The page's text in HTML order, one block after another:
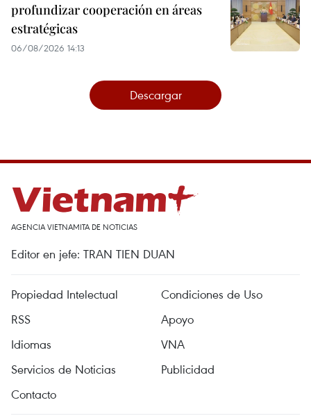
profundizar cooperación en áreas
estratégicas
06/08/2026 14:13
Descargar
AGENCIA VIETNAMITA DE NOTICIAS
Editor en jefe: TRAN TIEN DUAN
Propiedad Intelectual
Condiciones de Uso
RSS
Apoyo
Idiomas
VNA
Servicios de Noticias
Publicidad
Contacto